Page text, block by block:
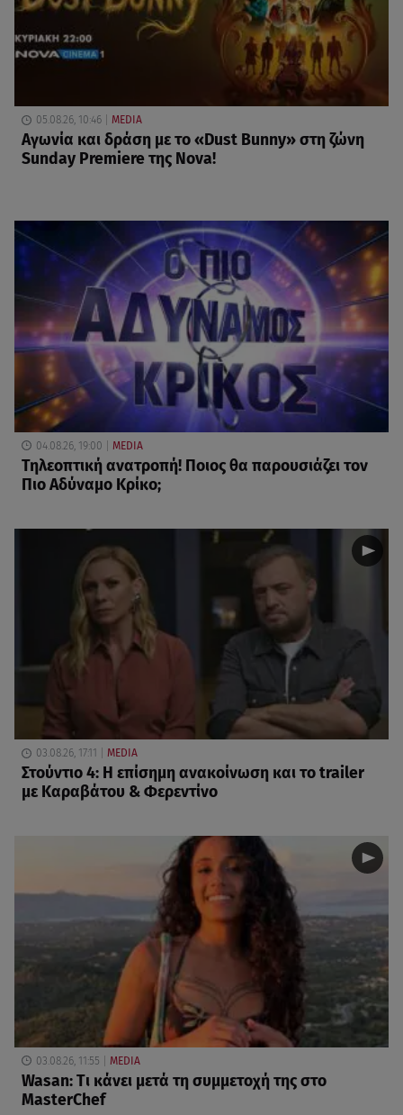
05.08.26, 10:46 MEDIA
Αγωνία και δράση με το «Dust Bunny» στη ζώνη
Sunday Premiere της Nova!
04.08.26, 19:00 MEDIA
Τηλεοπτική ανατροπή! Ποιος θα παρουσιάζει τον
Πιο Αδύναμο Κρίκο;
03.08.26, 17:11 MEDIA
Στούντιο 4: Η επίσημη ανακοίνωση και το trailer
με Καραβάτου & Φερεντίνο
03.08.26, 11:55 MEDIA
Wasan: Tι κάνει μετά τη συμμετοχή της στο
MasterChef